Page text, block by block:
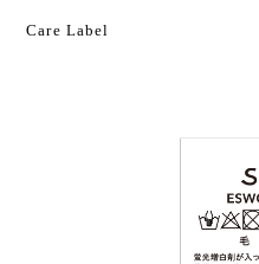
Care Label